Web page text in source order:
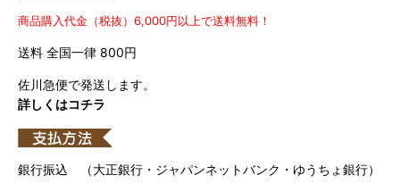
商品購入代金（税抜）6,000円以上で送料無料！
送料 全国一律 800円
佐川急便で発送します。
詳しくはコチラ
銀行振込 （大正銀行・ジャパンネットバンク・ゆうちょ銀行）